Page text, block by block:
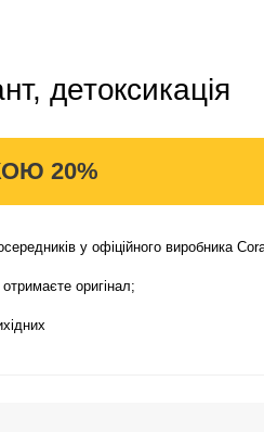
детоксикація
20%
у офіційного виробника
оригінал;